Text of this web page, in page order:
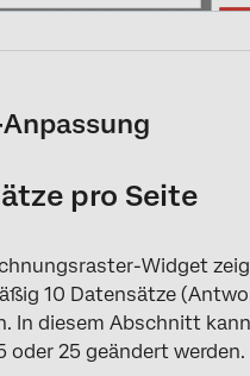
pro Seite
Widget
10 Datensätze
In diesem Abschnitt
oder 25 geändert werden.